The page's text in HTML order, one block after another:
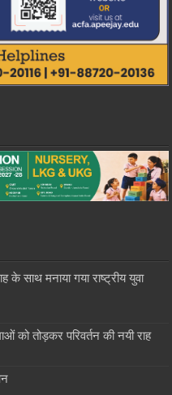
साथ मनाया गया राष्ट्रीय युवा
को तोड़कर परिवर्तन की नयी राह